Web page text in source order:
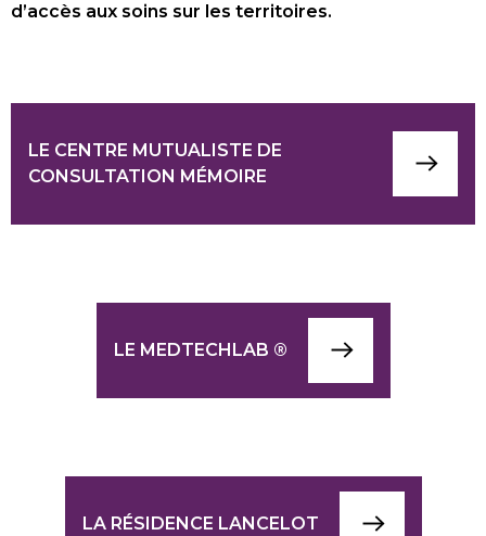
d’accès aux soins sur les territoires.
LE CENTRE MUTUALISTE DE
CONSULTATION MÉMOIRE
LE MEDTECHLAB ®
LA RÉSIDENCE LANCELOT